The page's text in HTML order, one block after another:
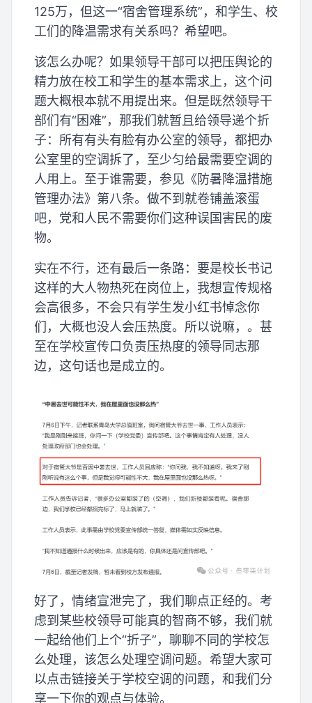
125万，但这一“宿舍管理系统”，和学生、校
工们的降温需求有关系吗？希望吧。
该怎么办呢？如果领导干部可以把压舆论的
精力放在校工和学生的基本需求上，这个问
题大概根本就不用提出来。但是既然领导干
部们有“困难”，那我们就暂且给领导递个折
子：所有有头有脸有办公室的领导，都把办
公室里的空调拆了，至少匀给最需要空调的
人用上。至于谁需要，参见《防暑降温措施
管理办法》第八条。做不到就卷铺盖滚蛋
吧，党和人民不需要你们这种误国害民的废
物。
实在不行，还有最后一条路：要是校长书记
这样的大人物热死在岗位上，我想宣传规格
会高很多，不会只有学生发小红书悼念你
们，大概也没人会压热度。所以说嘛，。甚
至在学校宣传口负责压热度的领导同志那
边，这句话也是成立的。
好了，情绪宣泄完了，我们聊点正经的。考
虑到某些校领导可能真的智商不够，我们就
一起给他们上个“折子”，聊聊不同的学校怎
么处理，该怎么处理空调问题。希望大家可
以点击链接关于学校空调的问题，和我们分
享一下你的观点与体验。